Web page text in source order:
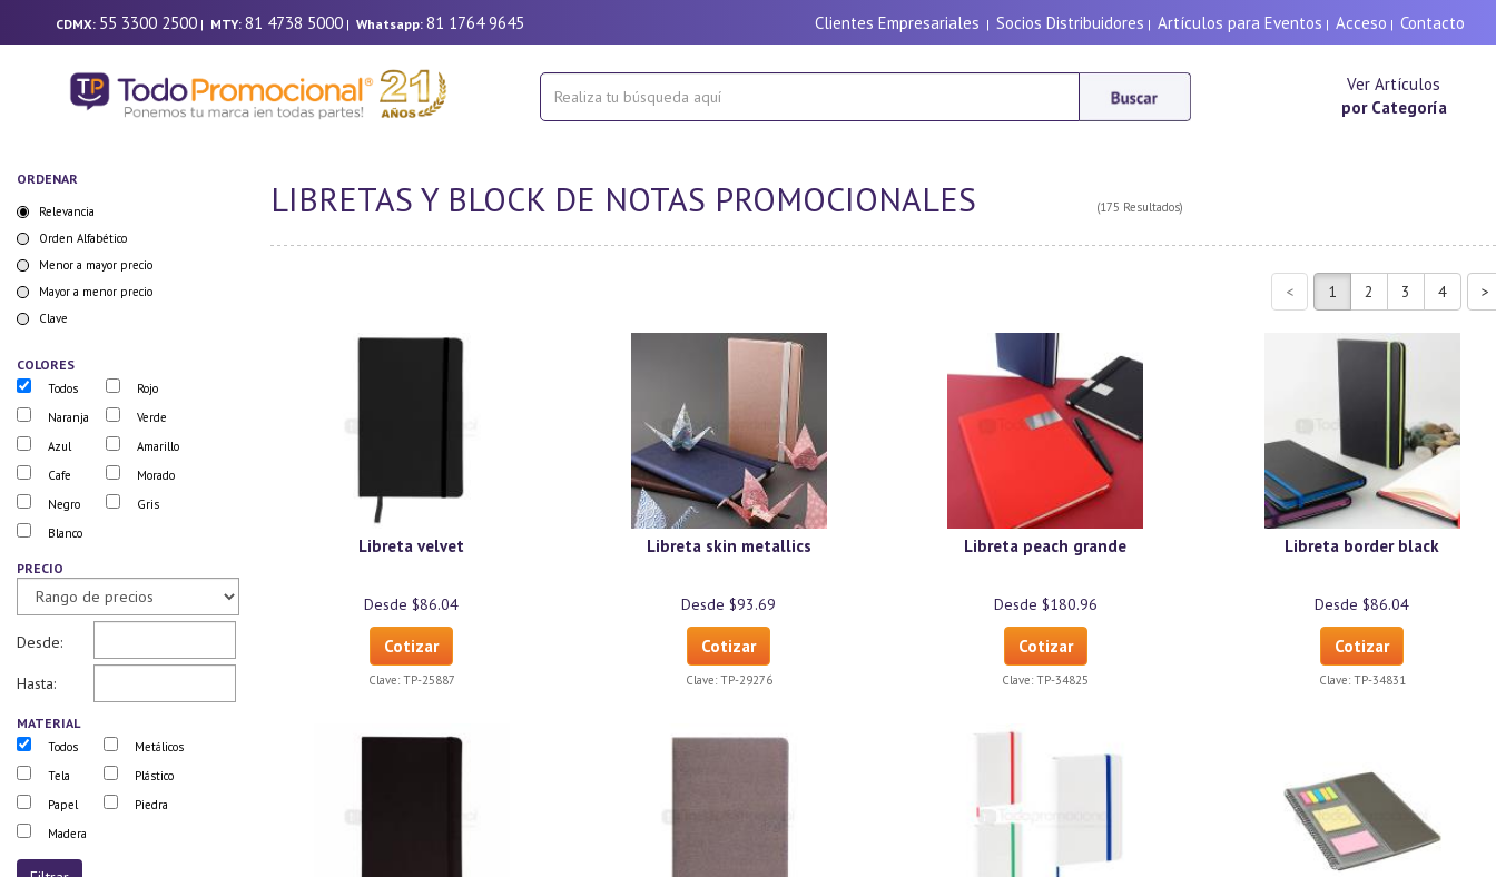
CDMX: 55 3300 2500 | MTY: 81 4738 5000 | Whatsapp: 81 1764 9645 Clientes Empresariales | Socios Distribuidores | Artículos para Eventos | Acceso | Contacto
Ver Artículos
por Categoría
ORDENAR
Relevancia
Orden Alfabético
Menor a mayor precio
Mayor a menor precio
Clave
COLORES
Todos
Rojo
Naranja
Verde
Azul
Amarillo
Cafe
Morado
Negro
Gris
Blanco
PRECIO
Desde:
Hasta:
MATERIAL
Todos
Metálicos
Tela
Plástico
Papel
Piedra
Madera
LIBRETAS Y BLOCK DE NOTAS PROMOCIONALES (175 Resultados)
Libreta velvet
Desde $86.04
Cotizar
Clave: TP-25887
Libreta skin metallics
Desde $93.69
Cotizar
Clave: TP-29276
Libreta peach grande
Desde $180.96
Cotizar
Clave:TP-34825
Libreta border black
Desde $86.04
Cotizar
Clave: TP-34831